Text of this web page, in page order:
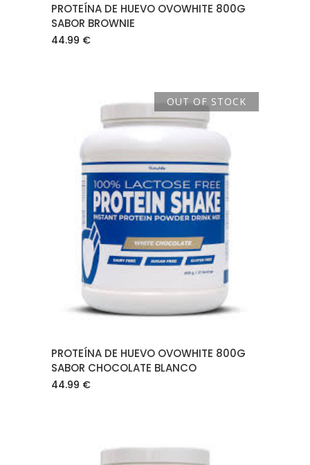
PROTEÍNA DE HUEVO OVOWHITE 800G
SABOR BROWNIE
44.99 €
OUT OF STOCK
LEER MÁS
PROTEÍNA DE HUEVO OVOWHITE 800G
SABOR CHOCOLATE BLANCO
44.99 €